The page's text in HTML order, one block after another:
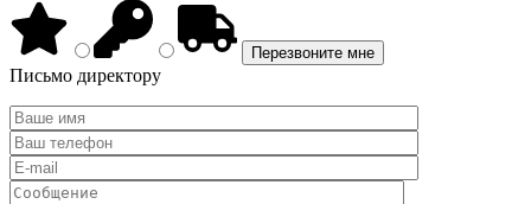
Письмо директору